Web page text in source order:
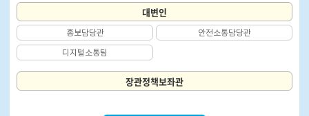
대변인
홍보담당관 안전소통담당관
디지털소통팀
장관정책보좌관